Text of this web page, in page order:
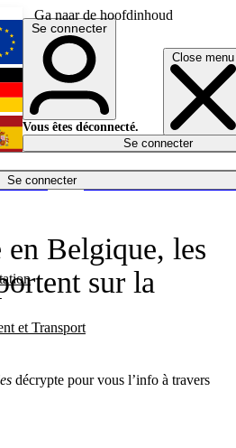
Ga naar de hoofdinhoud
Close menu
Se connecter
et Transport
English
Deutsch
Español
Se connecter
Vous êtes déconnecté.
Se connecter
en Belgique, les
sur la
décrypte pour vous l’info à travers